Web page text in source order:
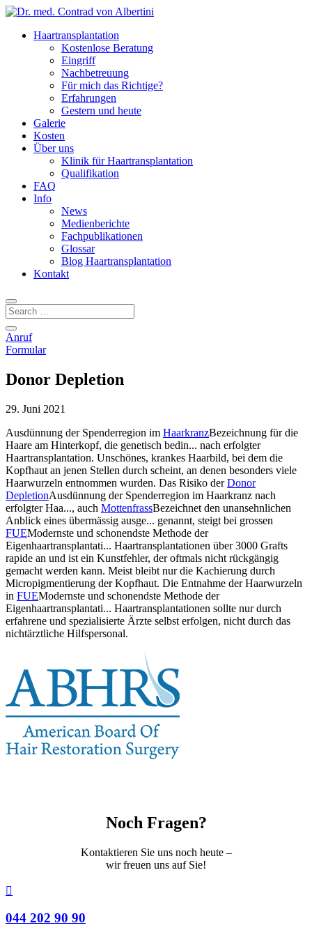
Haartransplantation
Kostenlose Beratung
Eingriff
Nachbetreuung
Für mich das Richtige?
Erfahrungen
Gestern und heute
Galerie
Kosten
Über uns
Klinik für Haartransplantation
Qualifikation
FAQ
Info
News
Medienberichte
Fachpublikationen
Glossar
Blog Haartransplantation
Kontakt
Anruf
Formular
Donor Depletion
29. Juni 2021
Ausdünnung der Spenderregion im HaarkranzBezeichnung für die
Haare am Hinterkopf, die genetisch bedin... nach erfolgter
Haartransplantation. Unschönes, krankes Haarbild, bei dem die
Kopfhaut an jenen Stellen durch scheint, an denen besonders viele
Haarwurzeln entnommen wurden. Das Risiko derDonor
DepletionAusdünnung der Spenderregion im Haarkranz nach
erfolgter Haa..., auch MottenfrassBezeichnet den unansehnlichen
Anblick eines übermässig ausge... genannt, steigt bei grossen
FUEModernste und schonendste Methode der
Eigenhaartransplantati... Haartransplantationen über 3000 Grafts
rapide an und ist ein Kunstfehler, der oftmals nicht rückgängig
gemacht werden kann. Meist bleibt nur die Kachierung durch
Micropigmentierung der Kopfhaut. Die Entnahme der Haarwurzeln
in FUEModernste und schonendste Methode der
Eigenhaartransplantati... Haartransplantationen sollte nur durch
erfahrene und spezialisierte Ärzte selbst erfolgen, nicht durch das
nichtärztliche Hilfspersonal.
Noch Fragen?
Kontaktieren Sie uns noch heute –
wir freuen uns auf Sie!

044 202 90 90